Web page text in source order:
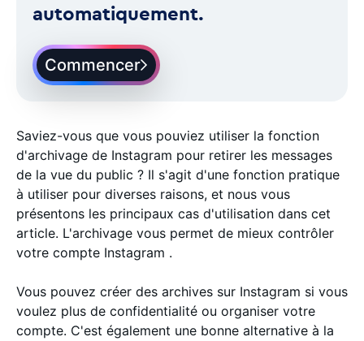
automatiquement.
Commencer
Saviez-vous que vous pouviez utiliser la fonction
d'archivage de Instagram pour retirer les messages
de la vue du public ? Il s'agit d'une fonction pratique
à utiliser pour diverses raisons, et nous vous
présentons les principaux cas d'utilisation dans cet
article. L'archivage vous permet de mieux contrôler
votre compte Instagram .
Vous pouvez créer des archives sur Instagram si vous
voulez plus de confidentialité ou organiser votre
compte. C'est également une bonne alternative à la